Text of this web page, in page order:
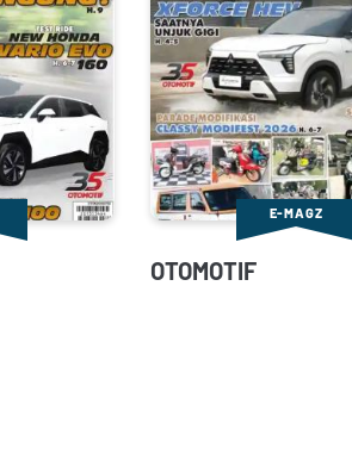
E-MAGZ
OTOMOTIF